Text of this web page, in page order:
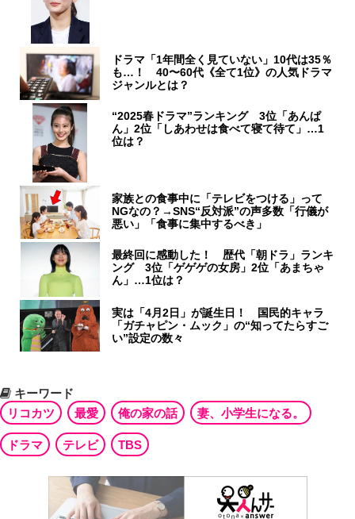
ドラマ「1年間全く見ていない」10代は35％
も…！ 40〜60代《全て1位》の人気ドラマ
ジャンルとは？
“2025春ドラマ”ランキング 3位「あんぱ
ん」2位「しあわせは食べて寝て待て」…1
位は？
家族との食事中に「テレビをつける」って
NGなの？→SNS“反対派”の声多数「行儀が
悪い」「食事に集中するべき」
最終回に感動した！ 歴代「朝ドラ」ランキ
ング 3位「ゲゲゲの女房」2位「あまちゃ
ん」…1位は？
実は「4月2日」が誕生日！ 国民的キャラ
「ガチャピン・ムック」の“知ってたらすご
い”設定の数々
キーワード
リコカツ
最愛 俺の家の話 妻、小学生になる。
ドラマ テレビ TBS